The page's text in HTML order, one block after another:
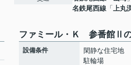
名鉄尾西線 「 上丸
ファミール・Ｋ 参番館Ⅱ
設備条件
閑静な住宅地
駐輪場